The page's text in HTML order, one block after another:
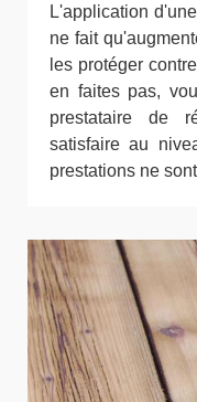
L'application
ne fait
les protéger
en faites pas,
prestataire de
satisfaire au
prestations ne